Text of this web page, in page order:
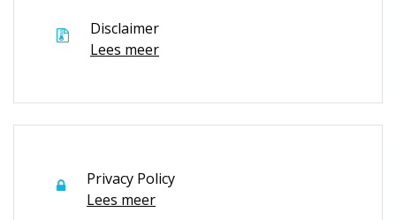
Disclaimer
Lees meer
Privacy Policy
Lees meer